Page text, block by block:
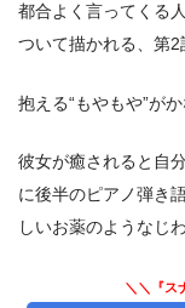
都合よく言ってくる
ついて描かれる、第2
抱える“もやもや”が
彼女が癒されると自
に後半のピアノ弾き
しいお薬のようなじ
＼＼『ス